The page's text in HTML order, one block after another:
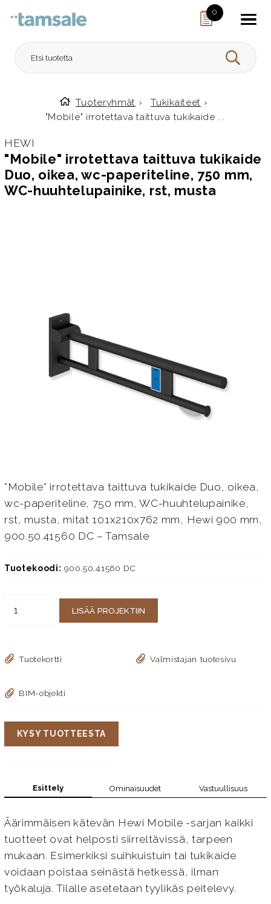
0
HAE
Etusivulle
Tuoteryhmät › Tukikaiteet ›
"Mobile" irrotettava taittuva tukikaide ...
HEWI
"Mobile" irrotettava taittuva tukikaide
Duo, oikea, wc-paperiteline, 750 mm,
WC-huuhtelupainike, rst, musta
”Mobile” irrotettava taittuva tukikaide Duo, oikea,
wc-paperiteline, 750 mm, WC-huuhtelupainike,
rst, musta, mitat 101x210x762 mm, Hewi 900 mm,
900.50.41560 DC – Tamsale
Tuotekoodi: 900.50.41560 DC
LISÄÄ PROJEKTIIN
Tuotekortti Valmistajan tuotesivu
BIM-objekti
KYSY TUOTTEESTA
Esittely Ominaisuudet Vastuullisuus
Äärimmäisen kätevän Hewi Mobile -sarjan kaikki
tuotteet ovat helposti siirreltävissä, tarpeen
mukaan. Esimerkiksi suihkuistuin tai tukikaide
voidaan poistaa seinästä hetkessä, ilman
työkaluja. Tilalle asetetaan tyylikäs peitelevy.